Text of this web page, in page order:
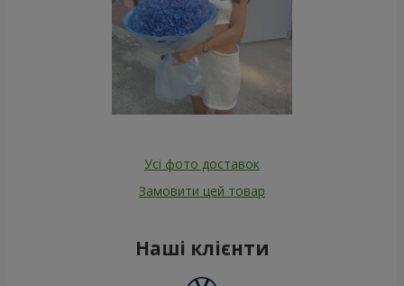
Усі фото доставок
Замовити цей товар
Наші клієнти